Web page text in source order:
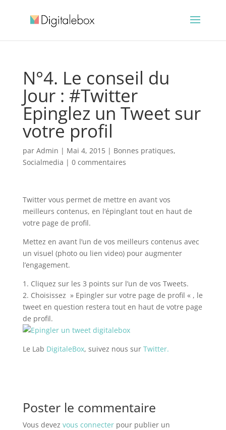
N°4. Le conseil du
Jour : #Twitter
Epinglez un Tweet sur
votre profil
par Admin | Mai 4, 2015| Bonnes pratiques,
Socialmedia | 0 commentaires
Twitter vous permet de mettre en avant vos
meilleurs contenus, en l’épinglant tout en haut de
votre page de profil.
Mettez en avant l’un de vos meilleurs contenus avec
un visuel (photo ou lien video) pour augmenter
l’engagement.
1. Cliquez sur les 3 points sur l’un de vos Tweets.
2. Choisissez » Epingler sur votre page de profil « , le
tweet en question restera tout en haut de votre page
de profil.
Le Lab DigitaleBox, suivez nous surTwitter.
Poster le commentaire
Vous devez vous connecterpour publier un